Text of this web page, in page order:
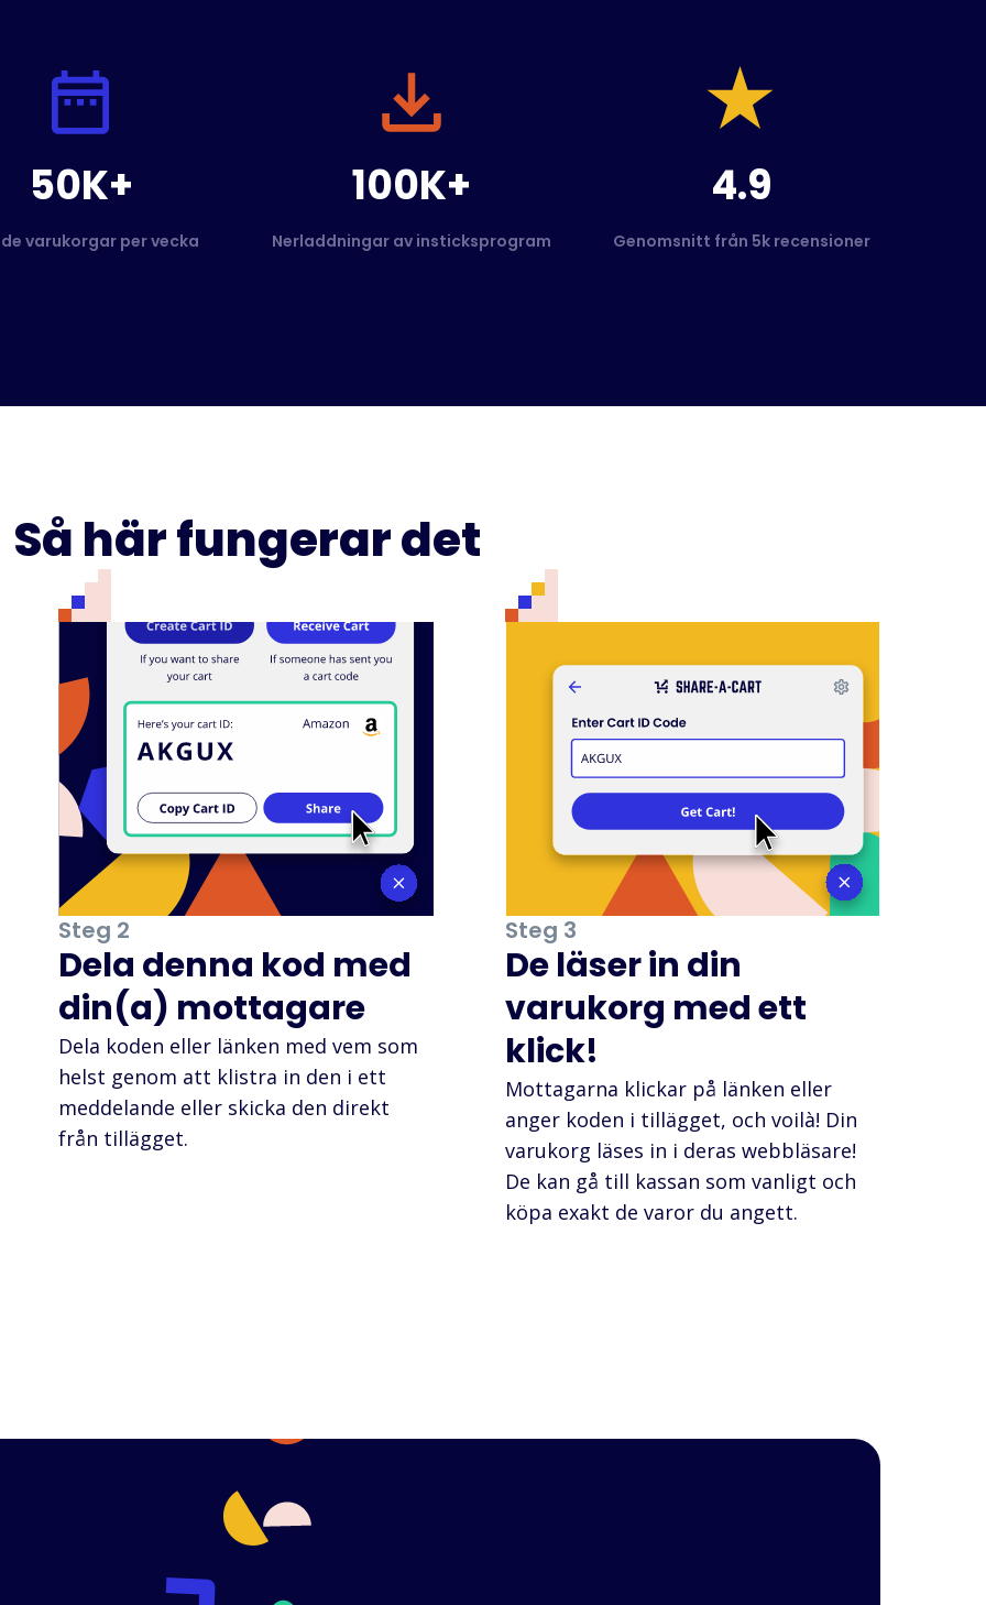
50K+
varukorgar per vecka
100K+
Nerladdningar av insticksprogram
4.9
Genomsnitt från 5k recensioner
Så här fungerar det
Steg 2
Dela denna kod med
din(a) mottagare
Dela koden eller länken med vem som
helst genom att klistra in den i ett
meddelande eller skicka den direkt
från tillägget.
Steg 3
De läser in din
varukorg med ett
klick!
Mottagarna klickar på länken eller
anger koden i tillägget, och voilà! Din
varukorg läses in i deras webbläsare!
De kan gå till kassan som vanligt och
köpa exakt de varor du angett.